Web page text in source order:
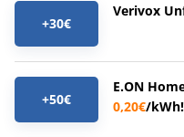
+30€
Verivox
+50€
E.ON
0,20€/kWh!